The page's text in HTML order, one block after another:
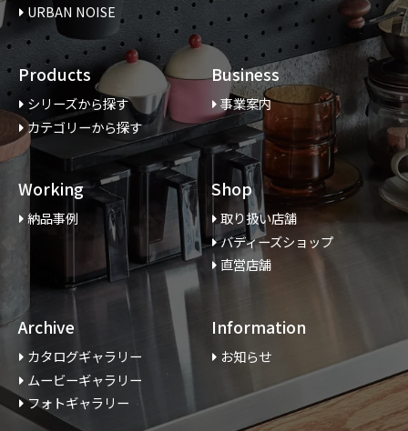
URBAN NOISE
Products
シリーズから探す
カテゴリーから探す
Business
事業案内
Working
納品事例
Shop
取り扱い店舗
バディーズショップ
直営店舗
Archive
カタログギャラリー
ムービーギャラリー
フォトギャラリー
Information
お知らせ